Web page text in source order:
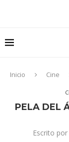
Inicio Cine
PELA DEL
Escrito por